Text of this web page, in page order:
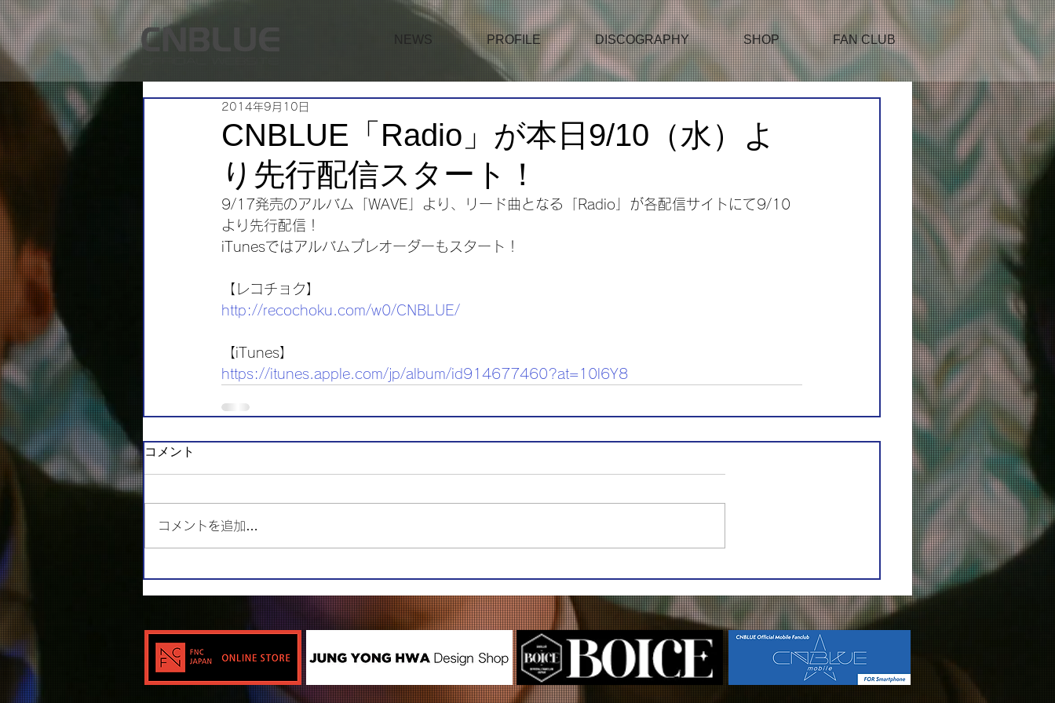
NEWS PROFILE DISCOGRAPHY SHOP FAN CLUB
CNBLUE「Radio」が本日9/10（水）よ
り先行配信スタート！
2014年9月10日
9/17発売のアルバム「WAVE」より、リード曲となる「Radio」が各配信サイトにて9/10
より先行配信！
iTunesではアルバムプレオーダーもスタート！
【レコチョク】
http://recochoku.com/w0/CNBLUE/
【iTunes】
https://itunes.apple.com/jp/album/id914677460?at=10l6Y8
コメント
コメントを追加…